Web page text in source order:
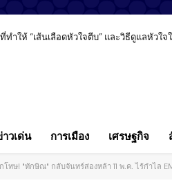
ทำให้ “เส้นเลือดหัวใจตีบ” และวิธีดูแลหัวใจ
วเด่น การเมือง เศรษฐกิจ
โทษ! "ทักษิณ" กลับจันทร์ส่องหล้า 11 พ.ค. ไร้กำไล